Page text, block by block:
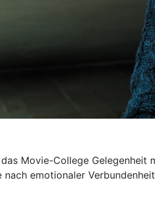
Movie-College
emotionaler